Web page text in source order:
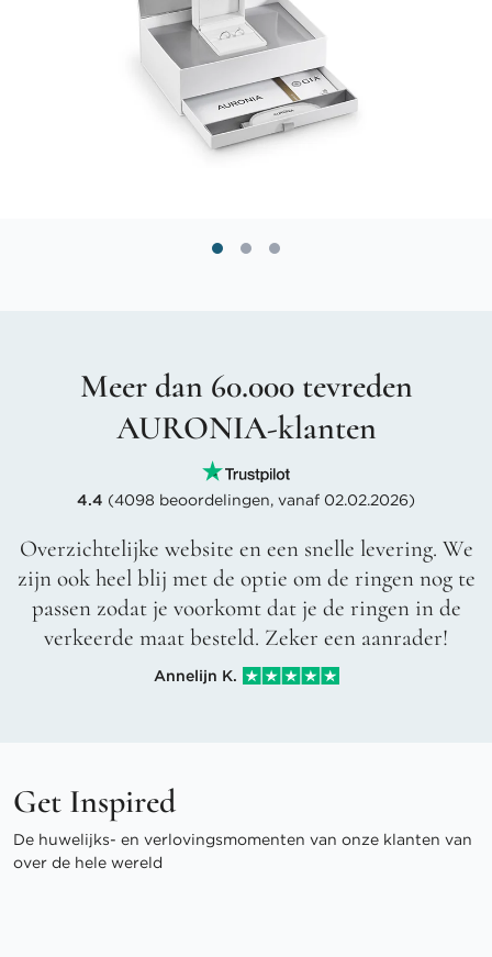
Meer dan 60.000 tevreden
AURONIA-klanten
4.4 (4098 beoordelingen, vanaf 02.02.2026)
Overzichtelijke website en een snelle levering. We
zijn ook heel blij met de optie om de ringen nog te
passen zodat je voorkomt dat je de ringen in de
verkeerde maat besteld. Zeker een aanrader!
Annelijn K.
Get Inspired
De huwelijks- en verlovingsmomenten van onze klanten van
over de hele wereld